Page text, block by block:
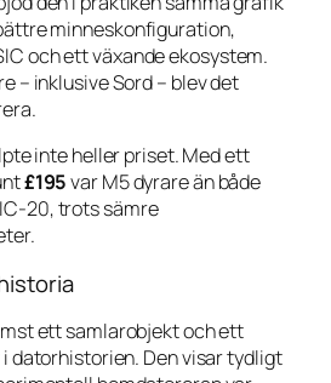
minneskonfiguration,
och ett växande ekosystem.
– inklusive Sord – blev det
inte heller priset. Med ett
£195var M5 dyrare än både
20, trots sämre
ett samlarobjekt och ett
datorhistorien. Den visar tydligt